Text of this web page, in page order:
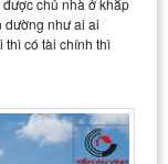
chủ nhà ở khắp
dường như ai ai
thì có tài chính thì